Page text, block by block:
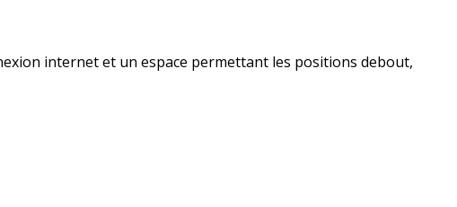
internet et un espace permettant les positions debout,